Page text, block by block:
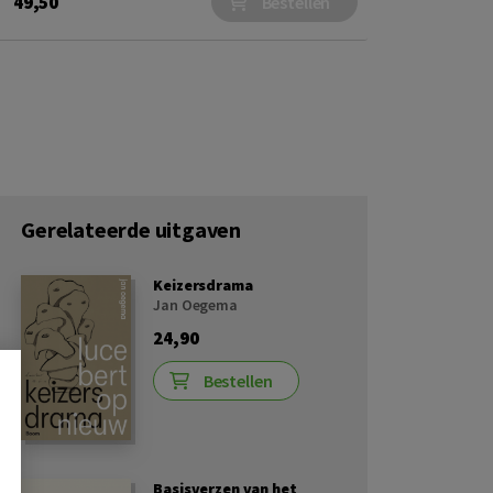
Gerelateerde uitgaven
Keizersdrama
Jan Oegema
24,90
Bestellen
Basisverzen van het